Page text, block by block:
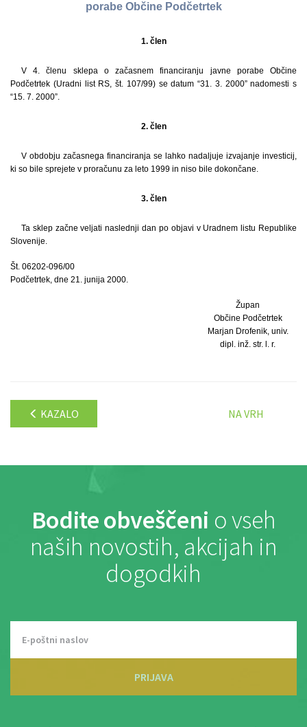
porabe Občine Podčetrtek
1. člen
V 4. členu sklepa o začasnem financiranju javne porabe Občine
Podčetrtek (Uradni list RS, št. 107/99) se datum “31. 3. 2000” nadomesti s
“15. 7. 2000”.
2. člen
V obdobju začasnega financiranja se lahko nadaljuje izvajanje investicij,
ki so bile sprejete v proračunu za leto 1999 in niso bile dokončane.
3. člen
Ta sklep začne veljati naslednji dan po objavi v Uradnem listu Republike
Slovenije.
Št. 06202-096/00
Podčetrtek, dne 21. junija 2000.
Župan
Občine Podčetrtek
Marjan Drofenik, univ.
dipl. inž. str. l. r.
KAZALO NA VRH
Bodite obveščeni o vseh
naših novostih, akcijah in
dogodkih
PRIJAVA